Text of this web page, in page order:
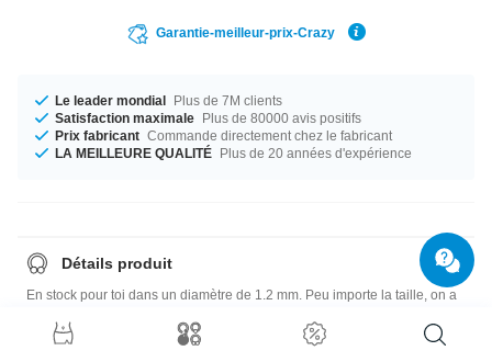
Garantie-meilleur-prix-Crazy
Le leader mondial Plus de 7M clients
Satisfaction maximale Plus de 80000 avis positifs
Prix fabricant Commande directement chez le fabricant
LA MEILLEURE QUALITÉ Plus de 20 années d'expérience
Détails produit
En stock pour toi dans un diamètre de 1.2 mm. Peu importe la taille, on a
boule est 3 mm. Un produit magnifique d'une qualité irréprochable à un
prix imbattable !